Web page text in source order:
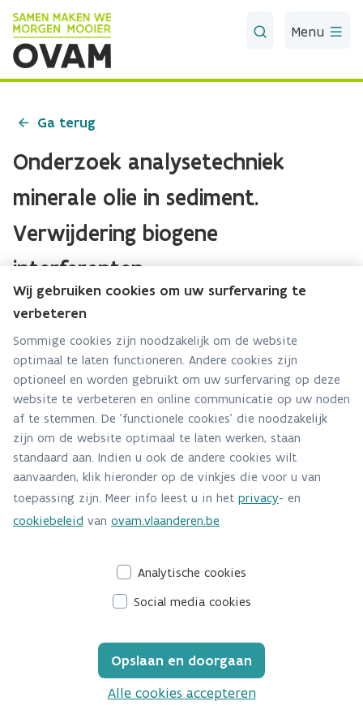
Skip to Main Content
Menu
Ga terug
Onderzoek analysetechniek
minerale olie in sediment.
Verwijdering biogene
interferenten
Publicatie·01-01-2020
De inhoud van de publicatie
Wij gebruiken cookies om uw surfervaring te
verbeteren
Sommige cookies zijn noodzakelijk om de website
optimaal te laten functioneren. Andere cookies zijn
optioneel en worden gebruikt om uw surfervaring op deze
website te verbeteren en online communicatie op uw noden
af te stemmen. De 'functionele cookies' die noodzakelijk
zijn om de website optimaal te laten werken, staan
standaard aan. Indien u ook de andere cookies wilt
aanvaarden, klik hieronder op de vinkjes die voor u van
toepassing zijn. Meer info leest u in het privacy- en
cookiebeleid van ovam.vlaanderen.be
Analytische cookies
Social media cookies
Opslaan en doorgaan
Alle cookies accepteren